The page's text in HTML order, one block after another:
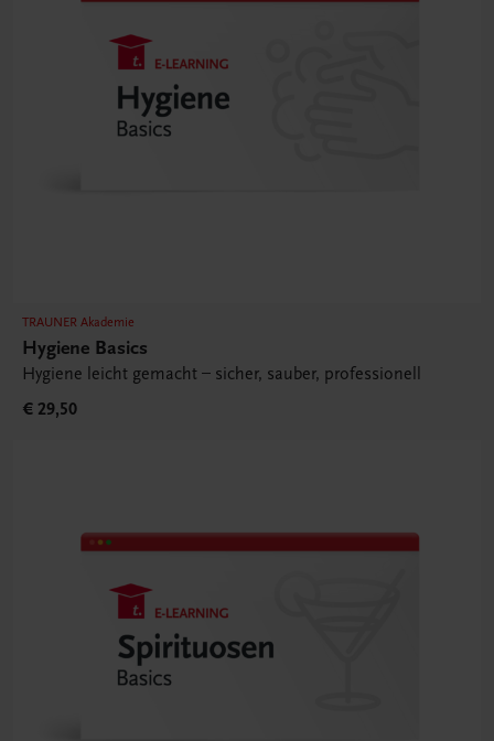
TRAUNER Akademie
Hygiene Basics
Hygiene leicht gemacht – sicher, sauber, professionell
€ 29,50